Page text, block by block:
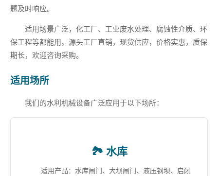
题及时响应。
适用场景广泛，化工厂、工业废水处理、腐蚀性介质、环
保工程等都能用。源头工厂直销，现货供应，价格实惠，质保
期长，欢迎咨询采购。
适用场所
我们的水利机械设备广泛应用于以下场所：
🏞️ 水库
适用产品：水库闸门、大坝闸门、液压钢坝、启闭